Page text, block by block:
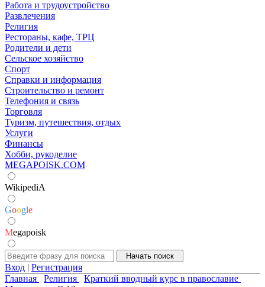
Работа и трудоустройство
Развлечения
Религия
Рестораны, кафе, ТРЦ
Родители и дети
Сельское хозяйство
Спорт
Справки и информация
Строительство и ремонт
Телефония и связь
Торговля
Туризм, путешествия, отдых
Услуги
Финансы
Хобби, рукоделие
MEGAPOISK.COM
WikipediA
Google
Megapoisk
Вход | Регистрация
Главная
Религия
Краткий вводный курс в православие